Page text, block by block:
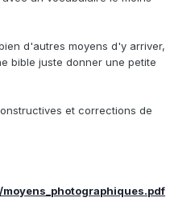
d'autres moyens d'y arriver,
bible juste donner une petite
et corrections de